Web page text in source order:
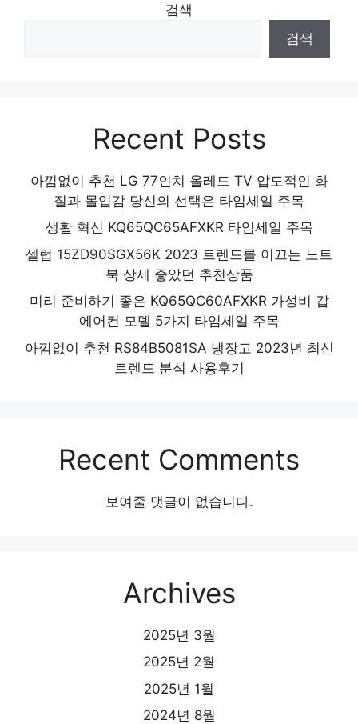
검색
검색
Recent Posts
아낌없이 추천 LG 77인치 올레드 TV 압도적인 화
질과 몰입감 당신의 선택은 타임세일 주목
생활 혁신 KQ65QC65AFXKR 타임세일 주목
셀럽 15ZD90SGX56K 2023 트렌드를 이끄는 노트
북 상세 좋았던 추천상품
미리 준비하기 좋은 KQ65QC60AFXKR 가성비 갑
에어컨 모델 5가지 타임세일 주목
아낌없이 추천 RS84B5081SA 냉장고 2023년 최신
트렌드 분석 사용후기
Recent Comments
보여줄 댓글이 없습니다.
Archives
2025년 3월
2025년 2월
2025년 1월
2024년 8월